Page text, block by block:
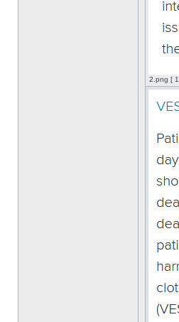
2.png [